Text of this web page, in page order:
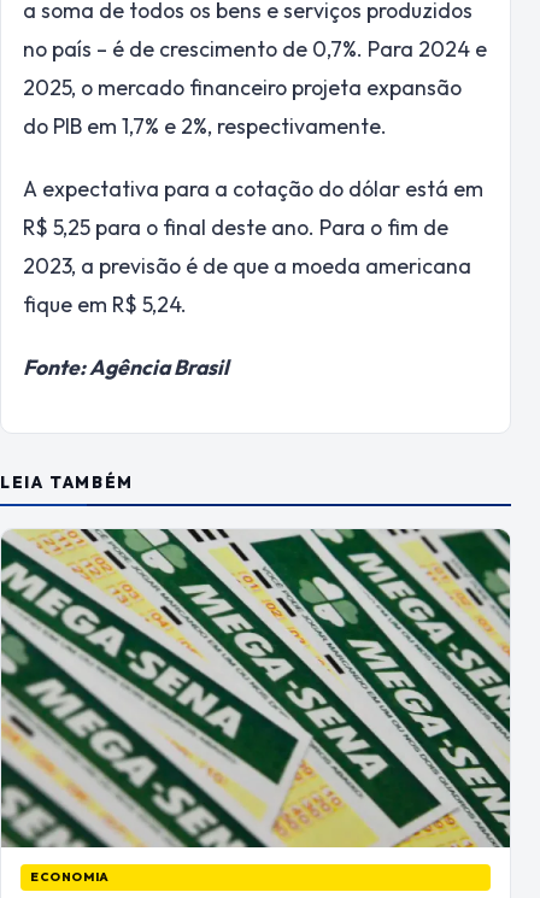
a soma de todos os bens e serviços produzidos
no país – é de crescimento de 0,7%. Para 2024 e
2025, o mercado financeiro projeta expansão
do PIB em 1,7% e 2%, respectivamente.
A expectativa para a cotação do dólar está em
R$ 5,25 para o final deste ano. Para o fim de
2023, a previsão é de que a moeda americana
fique em R$ 5,24.
Fonte: Agência Brasil
LEIA TAMBÉM
ECONOMIA